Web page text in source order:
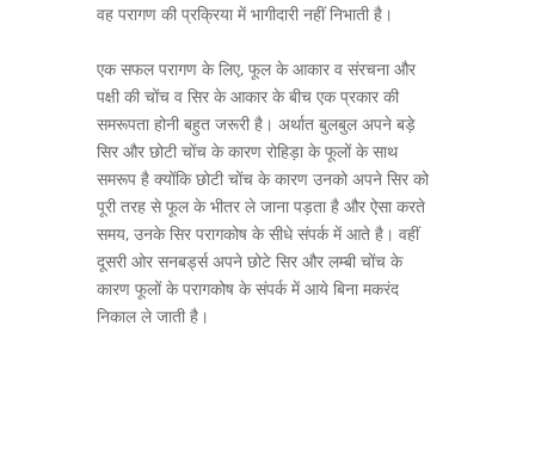
वह परागण की प्रक्रिया में भागीदारी नहीं निभाती है।
एक सफल परागण के लिए, फूल के आकार व संरचना और
पक्षी की चोंच व सिर के आकार के बीच एक प्रकार की
समरूपता होनी बहुत जरूरी है। अर्थात बुलबुल अपने बड़े
सिर और छोटी चोंच के कारण रोहिड़ा के फूलों के साथ
समरूप है क्योंकि छोटी चोंच के कारण उनको अपने सिर को
पूरी तरह से फूल के भीतर ले जाना पड़ता है और ऐसा करते
समय, उनके सिर परागकोष के सीधे संपर्क में आते है। वहीं
दूसरी ओर सनबर्ड्स अपने छोटे सिर और लम्बी चोंच के
कारण फूलों के परागकोष के संपर्क में आये बिना मकरंद
निकाल ले जाती है।